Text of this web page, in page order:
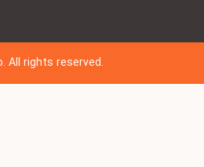
All rights reserved.